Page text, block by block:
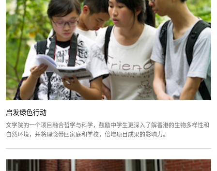
启发绿色行动
文学院的一个项目融合哲学与科学，鼓励中学生更深入了解香港的生物多样性和
自然环境，并将理念带回家庭和学校，倍增项目成果的影响力。